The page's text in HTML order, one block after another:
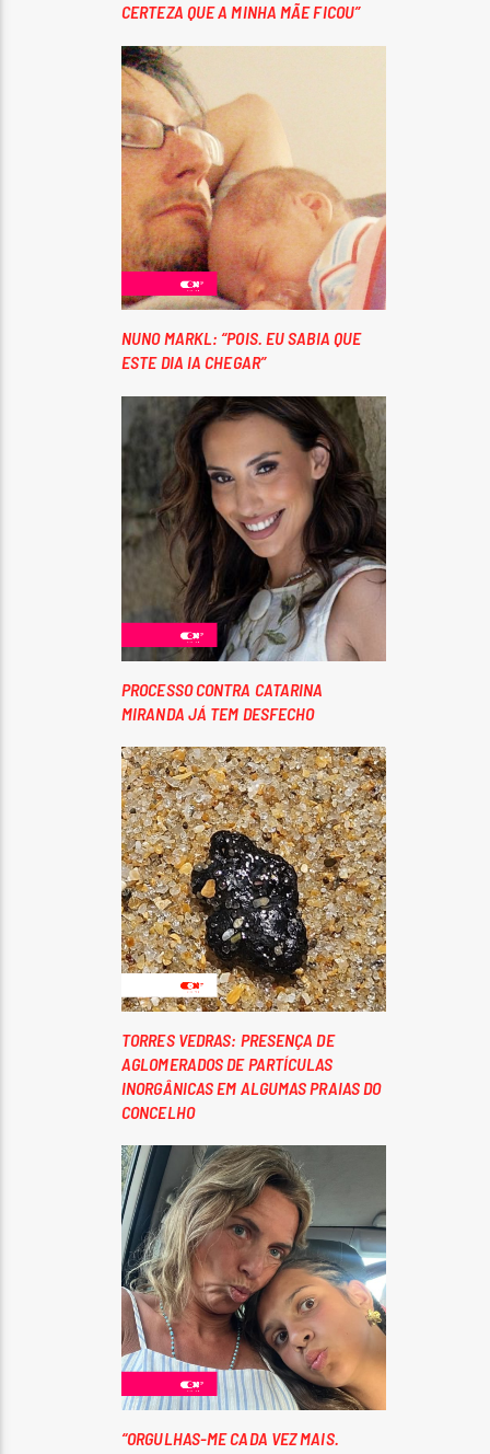
CERTEZA QUE A MINHA MÃE FICOU”
NUNO MARKL: “POIS. EU SABIA QUE
ESTE DIA IA CHEGAR”
PROCESSO CONTRA CATARINA
MIRANDA JÁ TEM DESFECHO
TORRES VEDRAS: PRESENÇA DE
AGLOMERADOS DE PARTÍCULAS
INORGÂNICAS EM ALGUMAS PRAIAS DO
CONCELHO
“ORGULHAS-ME CADA VEZ MAIS.